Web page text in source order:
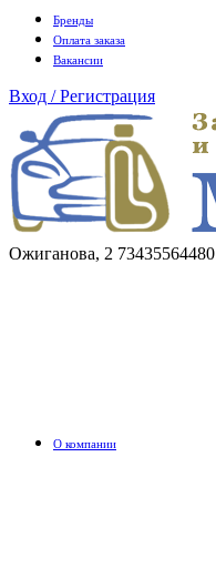
Бренды
Оплата заказа
Вакансии
Вход / Регистрация
Ожиганова, 2 73435564480
О компании